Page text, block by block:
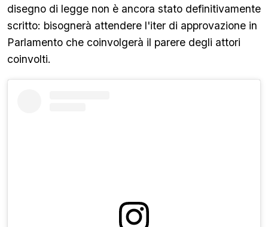
disegno di legge non è ancora stato definitivamente
scritto: bisognerà attendere l'iter di approvazione in
Parlamento che coinvolgerà il parere degli attori
coinvolti.